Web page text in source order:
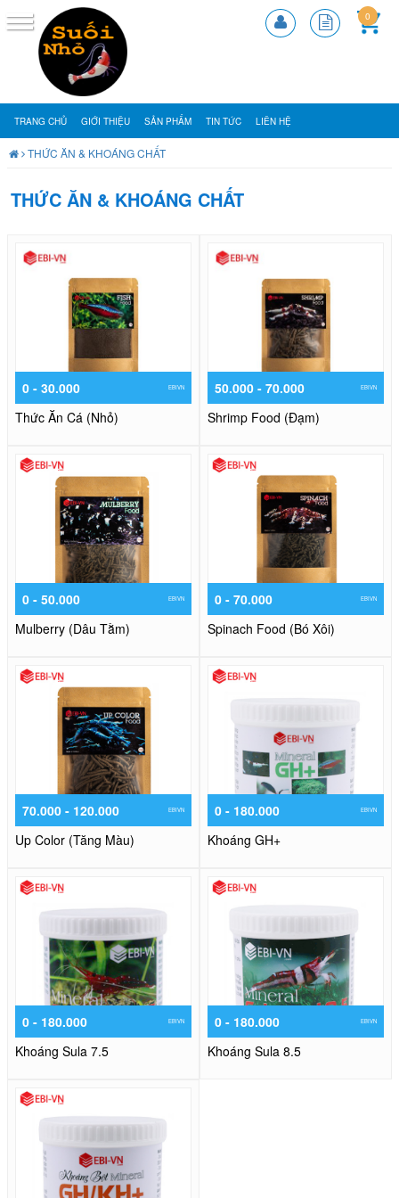
0
TRANG CHỦ GIỚI THIỆU SẢN PHẨM TIN TỨC LIÊN HỆ
THỨC ĂN & KHOÁNG CHẤT
THỨC ĂN & KHOÁNG CHẤT
0 - 30.000 EBIVN
Thức Ăn Cá (Nhỏ)
50.000 - 70.000 EBIVN
Shrimp Food (Đạm)
0 - 50.000 EBIVN
Mulberry (Dâu Tằm)
0 - 70.000 EBIVN
Spinach Food (Bó Xôi)
70.000 - 120.000 EBIVN
Up Color (Tăng Màu)
0 - 180.000 EBIVN
Khoáng GH+
0 - 180.000 EBIVN
Khoáng Sula 7.5
0 - 180.000 EBIVN
Khoáng Sula 8.5